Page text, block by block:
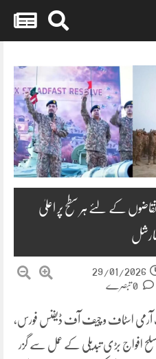
کے لئے ہر سطح پر اعلیٰ
29/01/2026
اسٹاف و چیف آف ڈیفنس فورس،
مسلح افواج بڑی تبدیلی کے عمل سے گزر